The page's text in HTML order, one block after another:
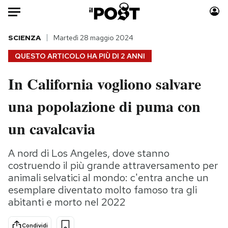
Auto
HOME
Italia
Politica
Tecnologia
Scienza
Cultura
Economia
Sport
Moda
Consumismi
Media
Europa
Altrecose
QUESTO ARTICOLO HA PIÙ DI 2 ANNI
SCIENZA Martedì 28 maggio 2024
In California vogliono salvare
una popolazione di puma con
un cavalcavia
A nord di Los Angeles, dove stanno
costruendo il più grande attraversamento per
animali selvatici al mondo: c'entra anche un
esemplare diventato molto famoso tra gli
abitanti e morto nel 2022
Condividi